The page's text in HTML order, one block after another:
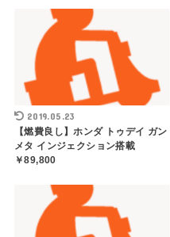
2019.05.23
【燃費良し】ホンダ トゥデイ ガン
メタ インジェクション搭載
￥89,800